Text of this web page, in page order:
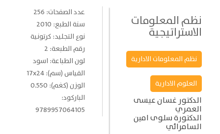
نظم المعلومات
الاستراتيجية
نظم المعلومات الادارية
العلوم الادارية
الدكتور غسان عيسى
العمري
الدكتورة سلوى امين
السامرائي
عدد الصفحات: 256
سنة الطبع: 2010
نوع التجليد: كرتونية
رقم الطبعة: 2
لون الطباعة: اسود
القياس (سم): 17x24
الوزن (كغم): 0.550
الباركود:
9789957064105